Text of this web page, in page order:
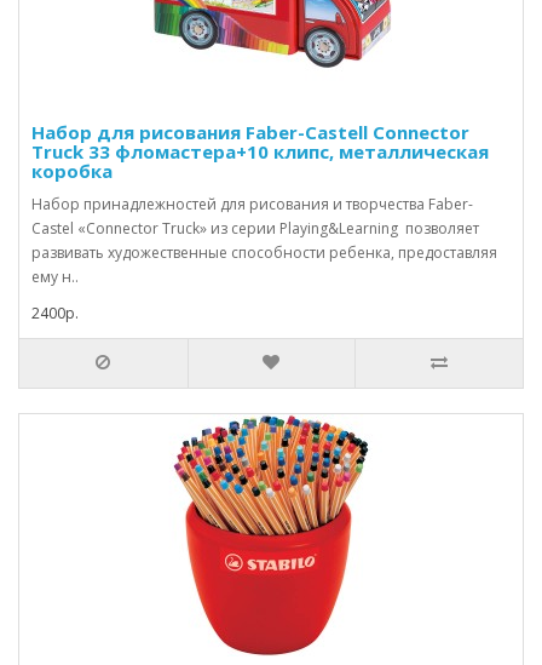
Набор для рисования Faber-Castell Connector
Truck 33 фломастера+10 клипс, металлическая
коробка
Набор принадлежностей для рисования и творчества Faber-
Castel «Connector Truck» из серии Playing&Learning позволяет
развивать художественные способности ребенка, предоставляя
ему н..
2400р.